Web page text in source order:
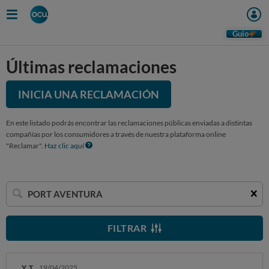
Guio
Últimas reclamaciones
INICIA UNA RECLAMACIÓN
En este listado podrás encontrar las reclamaciones públicas enviadas a distintas
compañías por los consumidores a través de nuestra plataforma online
"Reclamar". Haz clic aquí
Buscar
una
empresa
FILTRAR